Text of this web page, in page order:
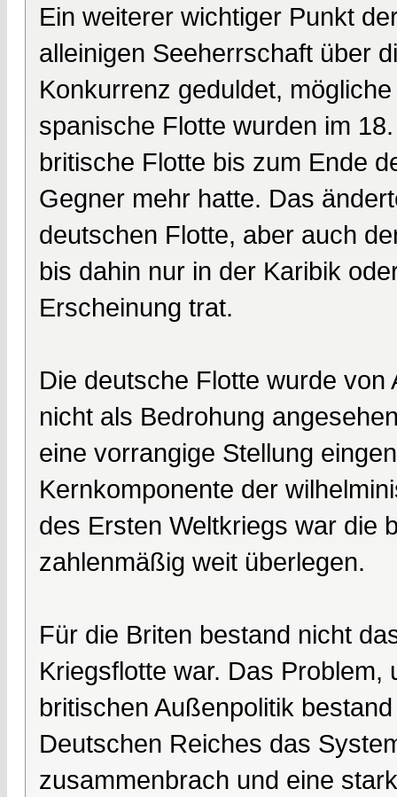
Ein weiterer wichtiger Punkt
alleinigen Seeherrschaft über
Konkurrenz geduldet,
spanische Flotte wurden im
britische Flotte bis zum Ende
Gegner mehr hatte. Das
deutschen Flotte, aber auch
bis dahin nur in der Karibik
Erscheinung trat.
Die deutsche Flotte wurde
nicht als Bedrohung
eine vorrangige Stellung
Kernkomponente der
des Ersten Weltkriegs war die
zahlenmäßig weit überlegen.
Für die Briten bestand nicht
Kriegsflotte war. Das
britischen Außenpolitik
Deutschen Reiches das
zusammenbrach und eine